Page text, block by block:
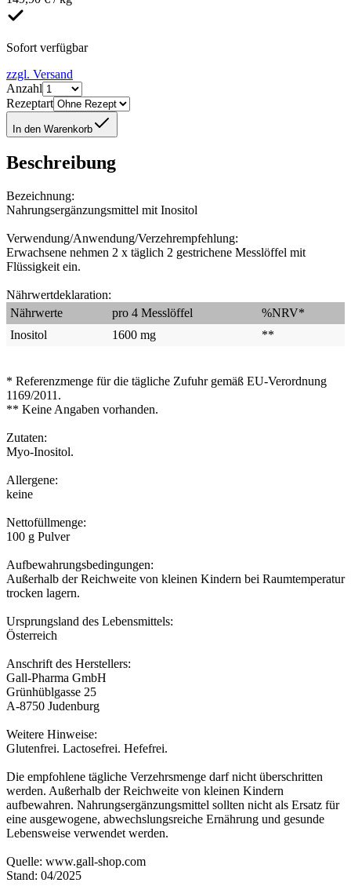
Sofort verfügbar
zzgl. Versand
Anzahl
Rezeptart
In den Warenkorb
Beschreibung
Bezeichnung:
Nahrungsergänzungsmittel mit Inositol
Verwendung/Anwendung/Verzehrempfehlung:
Erwachsene nehmen 2 x täglich 2 gestrichene Messlöffel mit
Flüssigkeit ein.
Nährwertdeklaration:
Nährwerte
pro 4 Messlöffel
%NRV*
Inositol
1600 mg **
* Referenzmenge für die tägliche Zufuhr gemäß EU-Verordnung
1169/2011.
** Keine Angaben vorhanden.
Zutaten:
Myo-Inositol.
Allergene:
keine
Nettofüllmenge:
100 g Pulver
Aufbewahrungsbedingungen:
Außerhalb der Reichweite von kleinen Kindern bei Raumtemperatur
trocken lagern.
Ursprungsland des Lebensmittels:
Österreich
Anschrift des Herstellers:
Gall-Pharma GmbH
Grünhüblgasse 25
A-8750 Judenburg
Weitere Hinweise:
Glutenfrei. Lactosefrei. Hefefrei.
Die empfohlene tägliche Verzehrsmenge darf nicht überschritten
werden. Außerhalb der Reichweite von kleinen Kindern
aufbewahren. Nahrungsergänzungsmittel sollten nicht als Ersatz für
eine ausgewogene, abwechslungsreiche Ernährung und gesunde
Lebensweise verwendet werden.
Quelle: www.gall-shop.com
Stand: 04/2025